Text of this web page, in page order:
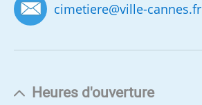
cimetiere@ville-cannes.fr
Heures d'ouverture